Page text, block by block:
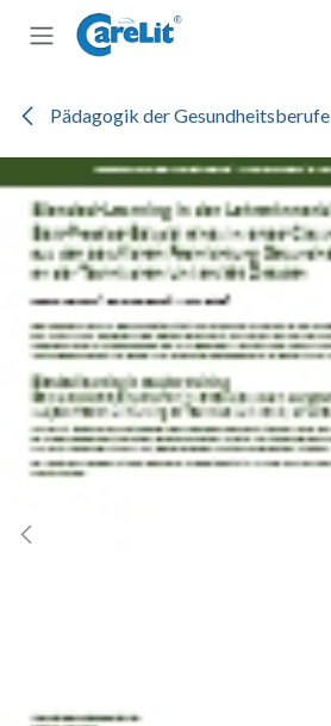
Zum Inhalt springen
Pädagogik der Gesundheitsberufe